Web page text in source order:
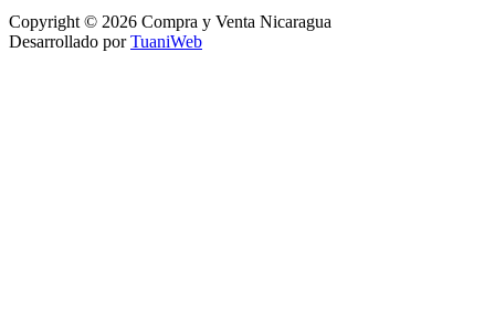
Copyright © 2026 Compra y Venta Nicaragua
Desarrollado porTuaniWeb